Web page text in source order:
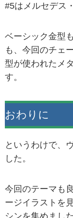
#5はメルセデス
ベーシック金型
も、今回のチェ
型が使われたメ
す。
おわりに
というわけで、
した。
今回のテーマも
ージイラストを